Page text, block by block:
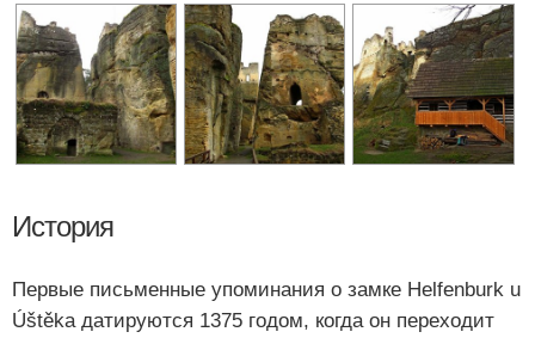
История
Первые письменные упоминания о замке Helfenburk u
Úštěka датируются 1375 годом, когда он переходит